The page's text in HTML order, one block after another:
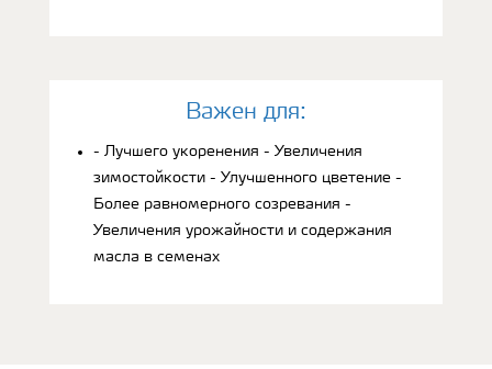
Bажен для:
- Лучшего укоренения - Увеличения
зимостойкости - Улучшенного цветение -
Более равномерного созревания -
Увеличения урожайности и содержания
масла в семенах